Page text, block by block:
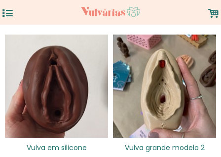
4 .
Vulva em silicone
Vulva grande modelo 2